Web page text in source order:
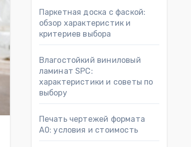
Паркетная доска с фаской:
обзор характеристик и
критериев выбора
Влагостойкий виниловый
ламинат SPC:
характеристики и советы по
выбору
Печать чертежей формата
А0: условия и стоимость